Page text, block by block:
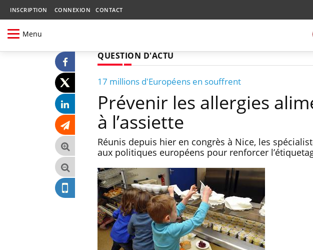
INSCRIPTION CONNEXION CONTACT
Menu
QUESTION D'ACTU
17 millions d'Européens en souffrent
Prévenir les allergies
à l’assiette
Réunis depuis hier en congrès à Nice, les
aux politiques européens pour renforcer